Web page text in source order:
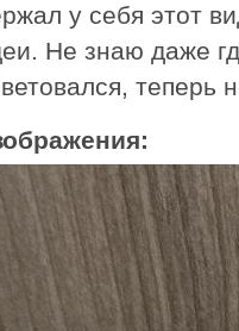
у себя этот
Не знаю даже
теперь